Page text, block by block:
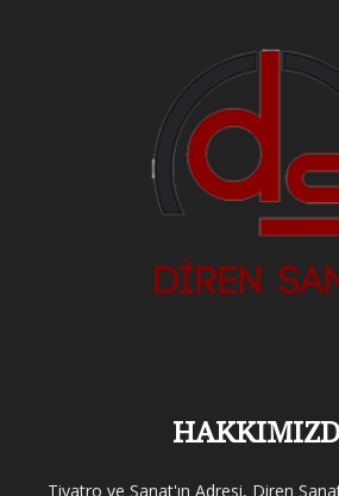
Tiyatro ve Sanat'ın Adresi, Diren